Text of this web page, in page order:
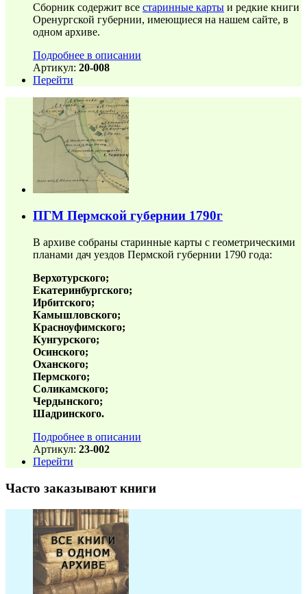
Сборник содержит все старинные карты и редкие книги
Оренургской губернии, имеющиеся на нашем сайте, в
одном архиве.
Подробнее в описании
Артикул: 20-008
Перейти
ПГМ Пермской губернии 1790г
В архиве собраны старинные карты с геометрическими
планами дач уездов Пермской губернии 1790 года:
Верхотурского;
Екатеринбургского;
Ирбитского;
Камышловского;
Красноуфимского;
Кунгурского;
Осинского;
Оханского;
Пермского;
Соликамского;
Чердынского;
Шадринского.
Подробнее в описании
Артикул: 23-002
Перейти
Часто заказывают книги